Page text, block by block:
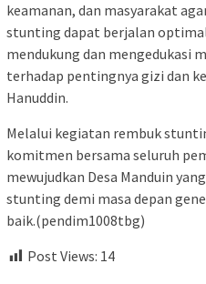
keamanan, dan masyarakat
stunting dapat berjalan
mendukung dan mengedukasi
terhadap pentingnya gizi dan
Hanuddin.
Melalui kegiatan rembuk
komitmen bersama seluruh
mewujudkan Desa Manduin
stunting demi masa depan
baik.(pendim1008tbg)
Post Views: 14